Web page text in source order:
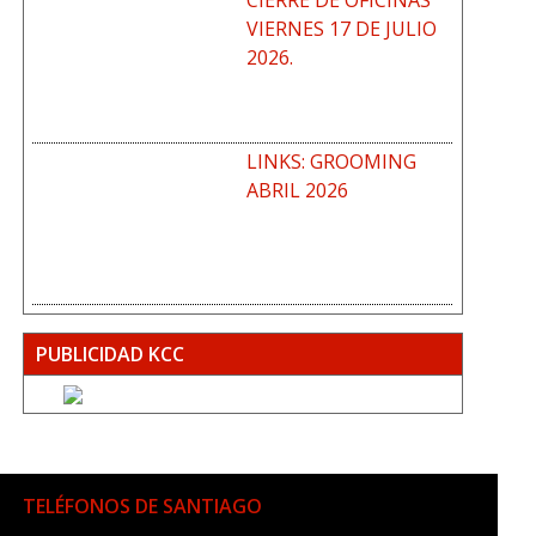
VIERNES 17 DE JULIO
2026.
LINKS: GROOMING
ABRIL 2026
PUBLICIDAD KCC
TELÉFONOS DE SANTIAGO